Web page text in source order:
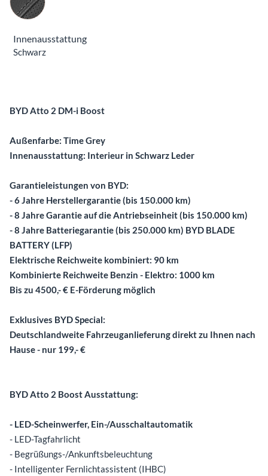
Innenausstattung
Schwarz
BYD Atto 2 DM-i Boost
Außenfarbe: Time Grey
Innenausstattung: Interieur in Schwarz Leder
Garantieleistungen von BYD:
- 6 Jahre Herstellergarantie (bis 150.000 km)
- 8 Jahre Garantie auf die Antriebseinheit (bis 150.000 km)
- 8 Jahre Batteriegarantie (bis 250.000 km) BYD BLADE
BATTERY (LFP)
Elektrische Reichweite kombiniert: 90 km
Kombinierte Reichweite Benzin - Elektro: 1000 km
Bis zu 4500,- € E-Förderung möglich
Exklusives BYD Special:
Deutschlandweite Fahrzeuganlieferung direkt zu Ihnen nach
Hause - nur 199,- €
BYD Atto 2 Boost Ausstattung:
- LED-Scheinwerfer, Ein-/Ausschaltautomatik
- LED-Tagfahrlicht
- Begrüßungs-/Ankunftsbeleuchtung
- Intelligenter Fernlichtassistent (IHBC)